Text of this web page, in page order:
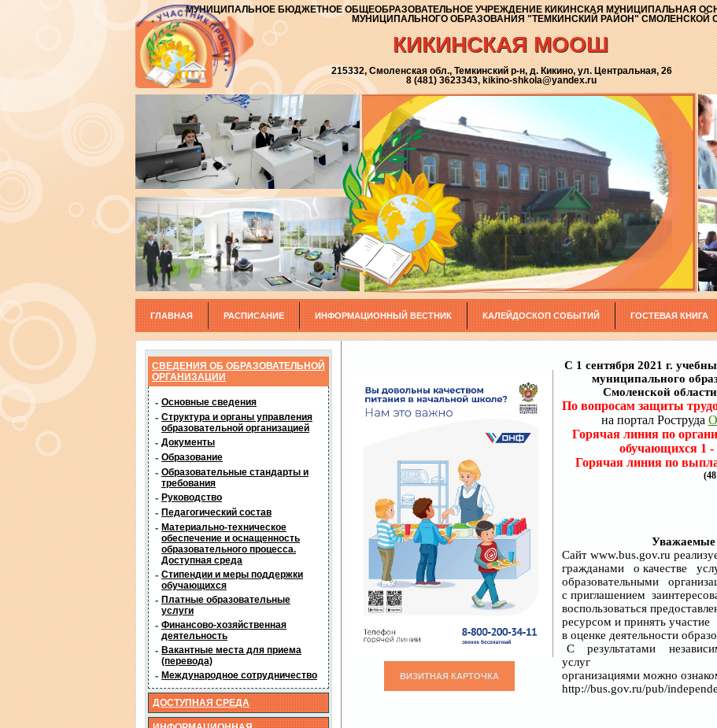
215332, Смоленская обл., Темкинский р-н, д. Кикино, ул. Центральная, 26
8 (481) 3623343, kikino-shkola@yandex.ru
КИКИНСКАЯ МООШ
МУНИЦИПАЛЬНОЕ БЮДЖЕТНОЕ ОБЩЕОБРАЗОВАТЕЛЬНОЕ УЧРЕЖДЕНИЕ КИКИНСКАЯ МУНИЦИПАЛЬНАЯ
МУНИЦИПАЛЬНОГО ОБРАЗОВАНИЯ "ТЕМКИНСКИЙ РАЙОН" СМОЛЕНСКОЙ
ГЛАВНАЯ РАСПИСАНИЕ ИНФОРМАЦИОННЫЙ ВЕСТНИК КАЛЕЙДОСКОП СОБЫТИЙ ГОСТЕВАЯ КНИГА
СВЕДЕНИЯ ОБ ОБРАЗОВАТЕЛЬНОЙ
ОРГАНИЗАЦИИ
- Основные сведения
- Структура и органы управления
образовательной организацией
- Документы
- Образование
- Образовательные стандарты и
требования
- Руководство
- Педагогический состав
- Материально-техническое
обеспечение и оснащенность
образовательного процесса.
Доступная среда
- Стипендии и меры поддержки
обучающихся
- Платные образовательные
услуги
- Финансово-хозяйственная
деятельность
- Вакантные места для приема
(перевода)
- Международное сотрудничество
ДОСТУПНАЯ СРЕДА
ВИЗИТНАЯ КАРТОЧКА
С 1 сентября 2021 г.
муниципального
Смоленской
По вопросам защиты
на портал Роструда
Горячая линия по
обучающихся 1 -
Горячая линия по
Уважаемые
Сайт www.bus.gov.ru
гражданами о качестве
образовательными
с приглашением
воспользоваться
ресурсом и принять участие
в оценке деятельности
С результатами
услуг
организациями можно
http://bus.gov.ru/pub/